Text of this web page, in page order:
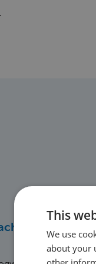
voor
This
We use
about your